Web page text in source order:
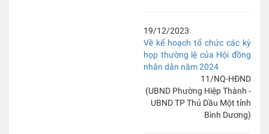
19/12/2023
Về kế hoạch tổ chức các kỳ
họp thường lệ của Hội đồng
nhân dân năm 2024
11/NQ-HĐND
(UBND Phường Hiệp Thành -
UBND TP Thủ Dầu Một tỉnh
Bình Dương)